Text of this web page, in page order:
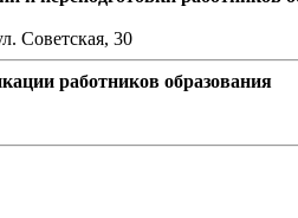
Советская, 30
работников образования